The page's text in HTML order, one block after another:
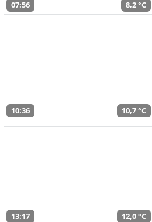
07:56 8,2 °C
10:36 10,7 °C
13:17 12,0 °C